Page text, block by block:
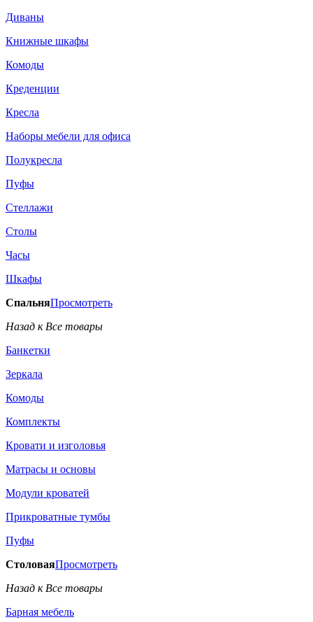
Диваны
Книжные шкафы
Комоды
Креденции
Кресла
Наборы мебели для офиса
Полукресла
Пуфы
Стеллажи
Столы
Часы
Шкафы
СпальняПросмотреть
Назад к Все товары
Банкетки
Зеркала
Комоды
Комплекты
Кровати и изголовья
Матрасы и основы
Модули кроватей
Прикроватные тумбы
Пуфы
СтоловаяПросмотреть
Назад к Все товары
Барная мебель